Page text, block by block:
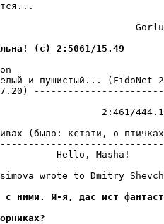
(c) 2:5061/15.49
и пушистый... (FidoNet
67.20)
129
2:461/444.13
(было:
Hello, Masha!
wrote to Dmitry
с ними. Я-я, дас ист